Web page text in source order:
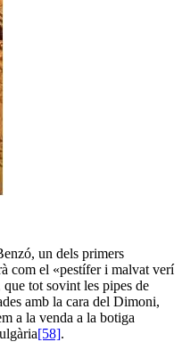
un dels primers
com el «pestífer i malvat verí
que tot sovint les pipes de
amb la cara del Dimoni,
a la venda a la botiga
[58].